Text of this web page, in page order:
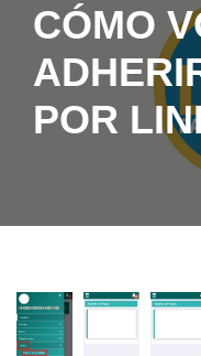
CÓMO
POR